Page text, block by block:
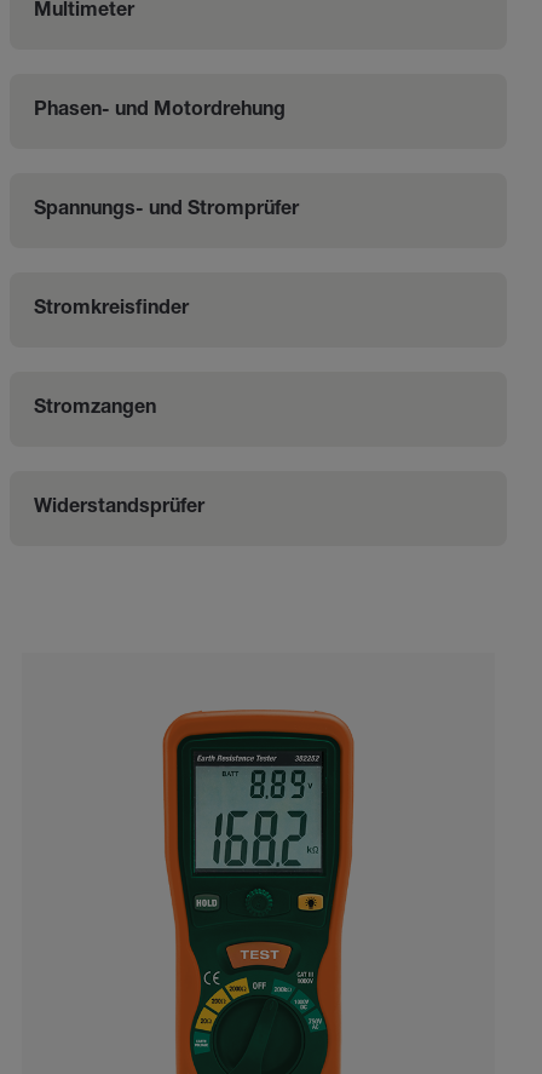
Multimeter
Phasen- und Motordrehung
Spannungs- und Stromprüfer
Stromkreisfinder
Stromzangen
Widerstandsprüfer